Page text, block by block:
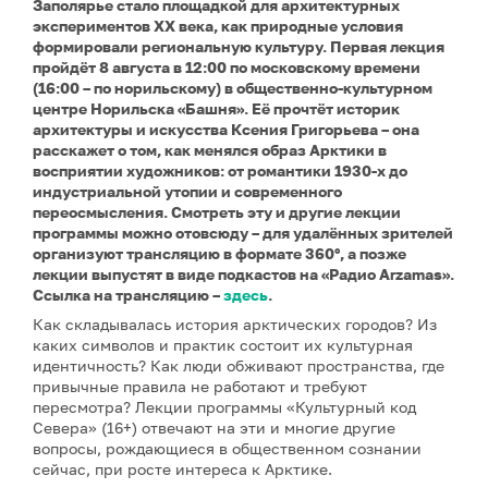
Заполярье стало площадкой для архитектурных
экспериментов XX века, как природные условия
формировали региональную культуру. Первая лекция
пройдёт 8 августа в 12:00 по московскому времени
(16:00 – по норильскому) в общественно-культурном
центре Норильска «Башня». Её прочтёт историк
архитектуры и искусства Ксения Григорьева – она
расскажет о том, как менялся образ Арктики в
восприятии художников: от романтики 1930-х до
индустриальной утопии и современного
переосмысления. Смотреть эту и другие лекции
программы можно отовсюду – для удалённых зрителей
организуют трансляцию в формате 360°, а позже
лекции выпустят в виде подкастов на «Радио Arzamas».
Ссылка на трансляцию –здесь.
Как складывалась история арктических городов? Из
каких символов и практик состоит их культурная
идентичность? Как люди обживают пространства, где
привычные правила не работают и требуют
пересмотра? Лекции программы «Культурный код
Севера» (16+) отвечают на эти и многие другие
вопросы, рождающиеся в общественном сознании
сейчас, при росте интереса к Арктике.